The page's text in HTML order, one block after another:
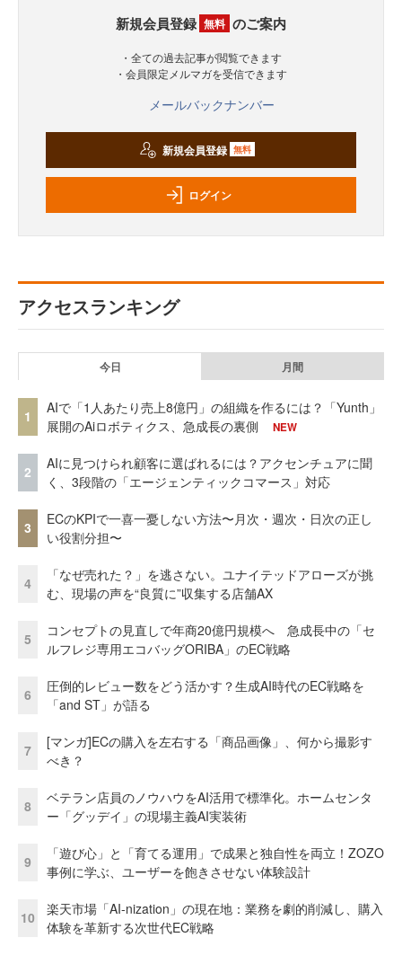
新規会員登録 無料 のご案内
・全ての過去記事が閲覧できます
・会員限定メルマガを受信できます
メールバックナンバー
新規会員登録 無料
ログイン
アクセスランキング
今日 月間
1
AIで「1人あたり売上8億円」の組織を作るには？「Yunth」
展開のAiロボティクス、急成長の裏側
NEW
2
AIに見つけられ顧客に選ばれるには？アクセンチュアに聞
く、3段階の「エージェンティックコマース」対応
3
ECのKPIで一喜一憂しない方法〜月次・週次・日次の正し
い役割分担〜
4
「なぜ売れた？」を逃さない。ユナイテッドアローズが挑
む、現場の声を“良質に”収集する店舗AX
5
コンセプトの見直しで年商20億円規模へ 急成長中の「セ
ルフレジ専用エコバッグORIBA」のEC戦略
6
圧倒的レビュー数をどう活かす？生成AI時代のEC戦略を
「and ST」が語る
7
[マンガ]ECの購入を左右する「商品画像」、何から撮影す
べき？
8
ベテラン店員のノウハウをAI活用で標準化。ホームセンタ
ー「グッデイ」の現場主義AI実装術
9
「遊び心」と「育てる運用」で成果と独自性を両立！ZOZO
事例に学ぶ、ユーザーを飽きさせない体験設計
10
楽天市場「AI-nization」の現在地：業務を劇的削減し、購入
体験を革新する次世代EC戦略